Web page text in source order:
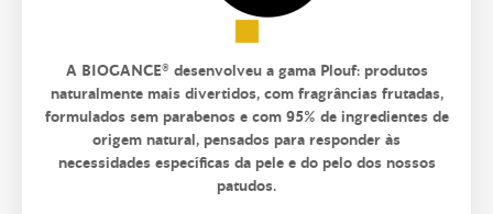
A BIOGANCE®desenvolveu a gama Plouf: produtos
naturalmente mais divertidos, com fragrâncias frutadas,
formulados sem parabenos e com 95% de ingredientes de
origem natural, pensados para responder às
necessidades específicas da pele e do pelo dos nossos
patudos.